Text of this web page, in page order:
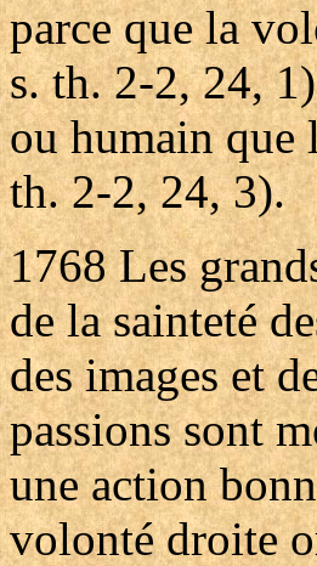
parce que la
s. th. 2-2, 24,
ou humain que
th. 2-2, 24, 3).
1768 Les
de la sainteté
des images et
passions sont
une action
volonté droite